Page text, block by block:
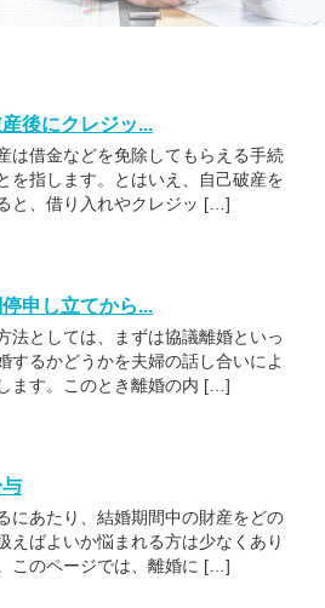
後にクレジッ...
は借金などを免除してもらえる手続
を指します。とはいえ、自己破産を
と、借り入れやクレジッ […]
申し立てから...
法としては、まずは協議離婚といっ
するかどうかを夫婦の話し合いによ
ます。このとき離婚の内 […]
にあたり、結婚期間中の財産をどの
えばよいか悩まれる方は少なくあり
このページでは、離婚に […]